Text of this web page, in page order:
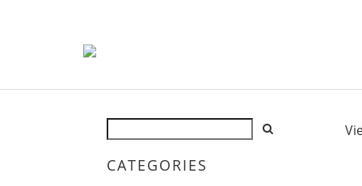
CATEGORIES